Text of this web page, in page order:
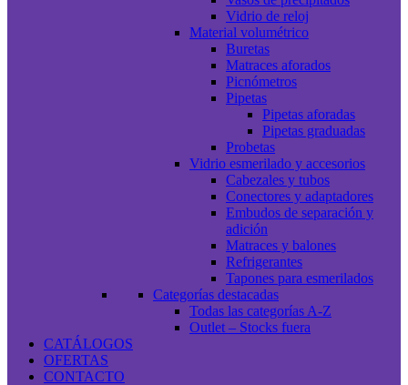
Vidrio de reloj
Material volumétrico
Buretas
Matraces aforados
Picnómetros
Pipetas
Pipetas aforadas
Pipetas graduadas
Probetas
Vidrio esmerilado y accesorios
Cabezales y tubos
Conectores y adaptadores
Embudos de separación y
adición
Matraces y balones
Refrigerantes
Tapones para esmerilados
Categorías destacadas
Todas las categorías A-Z
Outlet – Stocks fuera
CATÁLOGOS
OFERTAS
CONTACTO